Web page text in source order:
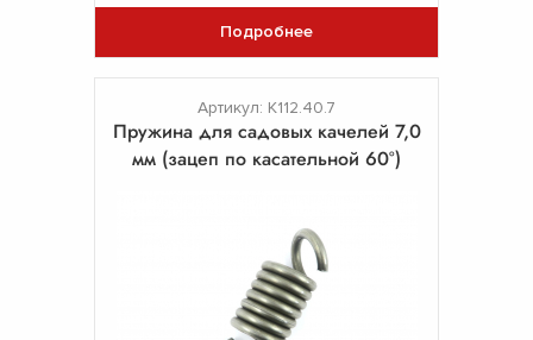
Подробнее
Артикул: К112.40.7
Пружина для садовых качелей 7,0
мм (зацеп по касательной 60°)